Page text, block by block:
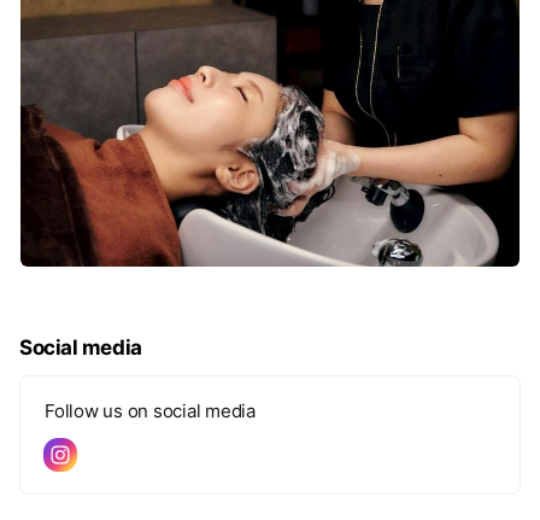
Social media
Follow us on social media